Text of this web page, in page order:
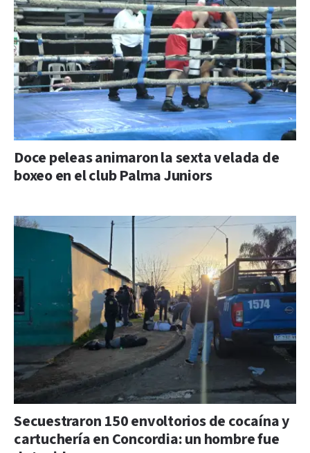
Doce peleas animaron la sexta velada de
boxeo en el club Palma Juniors
Secuestraron 150 envoltorios de cocaína y
cartuchería en Concordia: un hombre fue